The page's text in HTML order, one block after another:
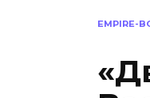
EMPIRE-